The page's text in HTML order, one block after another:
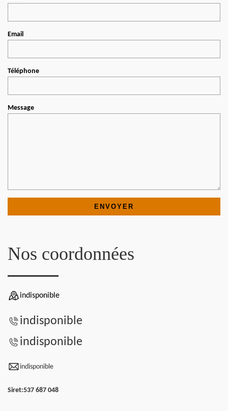
Email
Téléphone
Message
Nos coordonnées
indisponible
indisponible
indisponible
indisponible
Siret:537 687 048